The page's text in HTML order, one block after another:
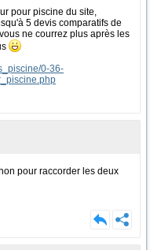
pour piscine du site,
5 devis comparatifs de
ne courrez plus après les
0-36-
pour raccorder les deux